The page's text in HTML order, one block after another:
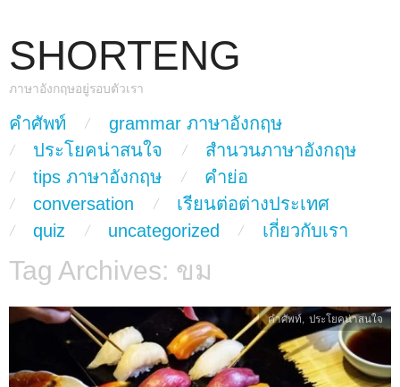
SHORTENG
ภาษาอังกฤษอยู่รอบตัวเรา
Main Menu
skip to content
คำศัพท์
grammar ภาษาอังกฤษ
ประโยคน่าสนใจ
สำนวนภาษาอังกฤษ
tips ภาษาอังกฤษ
คำย่อ
conversation
เรียนต่อต่างประเทศ
quiz
uncategorized เกี่ยวกับเรา
Tag Archives: ขม
คำศัพท์, ประโยคน่าสนใจ